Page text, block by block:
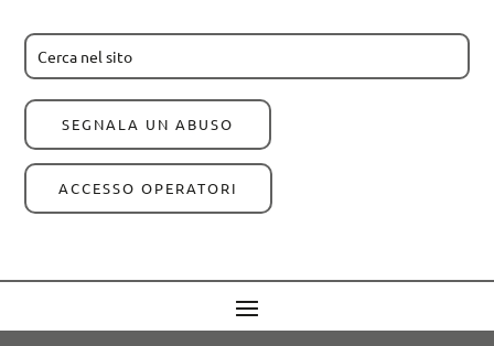
SEGNALA UN ABUSO
ACCESSO OPERATORI